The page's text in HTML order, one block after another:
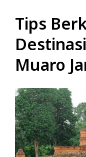
Tips
Muaro